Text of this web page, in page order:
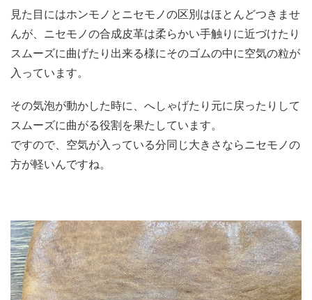
見た目にはホンモノとニセモノの区別はほとんどつきませ
んが、ニセモノの合成皮革は柔らかい手触りに近づけたり
スムーズに曲げたり出来る様にそのゴムの中に空気の粒が
入っています。
その気泡が動かした時に、へしゃげたり元に戻ったりして
スムーズに曲がる役割を果たしています。
ですので、空気が入っている分同じ大きさならニセモノの
方が軽いんですね。